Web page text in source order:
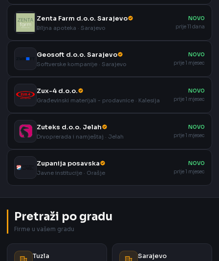
Zenta Farm d.o.o. Sarajevo
Biljna apoteka · Sarajevo
NOVO
prije 11 dana
Geosoft d.o.o. Sarajevo
Softverske kompanije · Sarajevo
NOVO
prije 1 mjesec
Zux-4 d.o.o.
Građevinski materijali - prodavnice · Kalesija
NOVO
prije 1 mjesec
Zuteks d.o.o. Jelah
Drvoprerada i namještaj · Jelah
NOVO
prije 1 mjesec
Zupanija posavska
Javne institucije · Orašje
NOVO
prije 1 mjesec
Pretraži po gradu
Firme u vašem gradu
Tuzla Sarajevo